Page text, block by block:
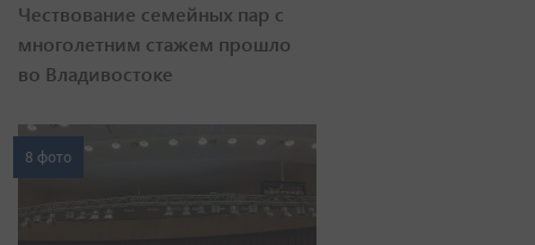
Чествование семейных пар с
многолетним стажем прошло
во Владивостоке
8 фото